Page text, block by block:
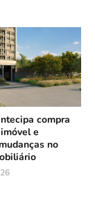
compra
e
no